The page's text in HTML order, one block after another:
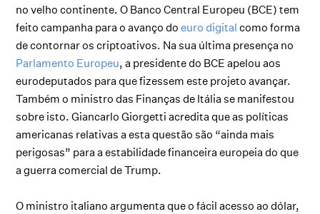
no velho continente. O Banco Central Europeu (BCE) tem
feito campanha para o avanço doeuro digital como forma
de contornar os criptoativos. Na sua última presença no
Parlamento Europeu, a presidente do BCE apelou aos
eurodeputados para que fizessem este projeto avançar.
Também o ministro das Finanças de Itália se manifestou
sobre isto. Giancarlo Giorgetti acredita que as políticas
americanas relativas a esta questão são “ainda mais
perigosas” para a estabilidade financeira europeia do que
a guerra comercial de Trump.
O ministro italiano argumenta que o fácil acesso ao dólar,